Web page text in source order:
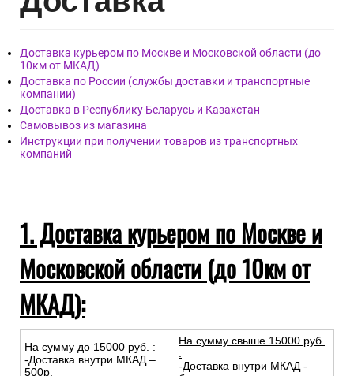
Обои артикул C371, бренда Orac, страна Бельгия.
Доставка
Доставка курьером по Москве и Московской области (до
10км от МКАД)
Доставка по России (службы доставки и транспортные
компании)
Доставка в Республику Беларусь и Казахстан
1. Доставка курьером по Москве и
Московской области (до 10км от
МКАД):